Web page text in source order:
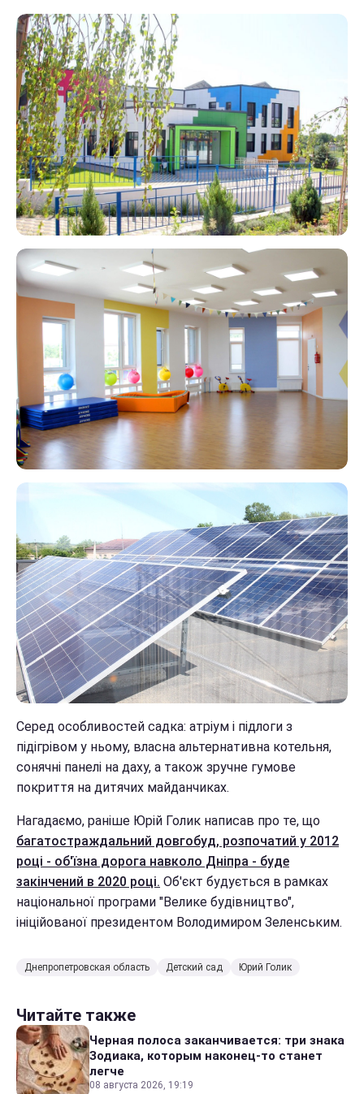
Серед особливостей садка: атріум і підлоги з
підігрівом у ньому, власна альтернативна котельня,
сонячні панелі на даху, а також зручне гумове
покриття на дитячих майданчиках.
Нагадаємо, раніше Юрій Голик написав про те, що
багатостраждальний довгобуд, розпочатий у 2012
році - об'їзна дорога навколо Дніпра - буде
закінчений в 2020 році. Об'єкт будується в рамках
національної програми "Велике будівництво",
ініційованої президентом Володимиром Зеленським.
Днепропетровская область Детский сад Юрий Голик
Читайте также
Черная полоса заканчивается: три знака
Зодиака, которым наконец-то станет
легче
08 августа 2026, 19:19